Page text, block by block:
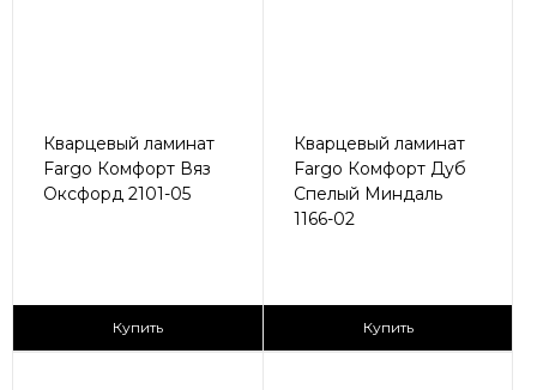
Кварцевый ламинат
Fargo Комфорт Вяз
Оксфорд 2101-05
2
Купить
Кварцевый ламинат
Fargo Комфорт Дуб
Спелый Миндаль
1166-02
2
Купить